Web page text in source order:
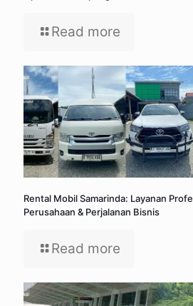
Read more
Rental Mobil Samarinda: Layanan
Perusahaan & Perjalanan Bisnis
Read more